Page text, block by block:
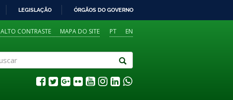
LEGISLAÇÃO ÓRGÃOS DO GOVERNO
PT EN
ALTO CONTRASTE MAPA DO SITE